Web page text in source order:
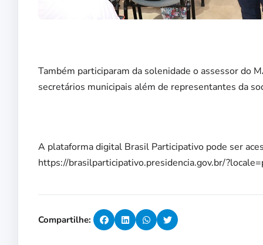
Também participaram da solenidade o assessor do
secretários municipais além de representantes da
A plataforma digital Brasil Participativo pode ser
https://brasilparticipativo.presidencia.gov.br/
Compartilhe: